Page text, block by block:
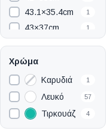
Χρώμα
Καρυδιά
1
Λευκό 57
Τιρκουάζ 4
43.1×35.4cm 1
43×37cm 1
44.5×35.6cm
44.5×36.5cm
44.5×37cm
44.6×35cm
44.6×36cm